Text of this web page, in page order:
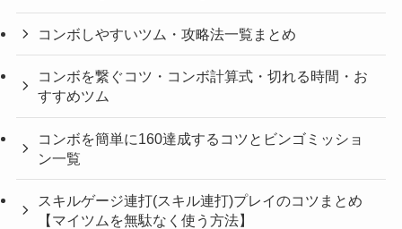
コンボしやすいツム・攻略法一覧まとめ
コンボを繋ぐコツ・コンボ計算式・切れる時間・お
すすめツム
コンボを簡単に160達成するコツとビンゴミッショ
ン一覧
スキルゲージ連打(スキル連打)プレイのコツまとめ
【マイツムを無駄なく使う方法】